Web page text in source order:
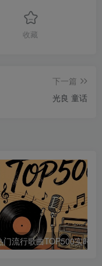
收藏
下一篇
光良 童话